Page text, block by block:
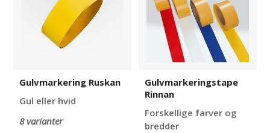
Gulvmarkering Ruskan
Gul eller hvid
8 varianter
Gulvmarkeringstape
Rinnan
Forskellige farver og
bredder